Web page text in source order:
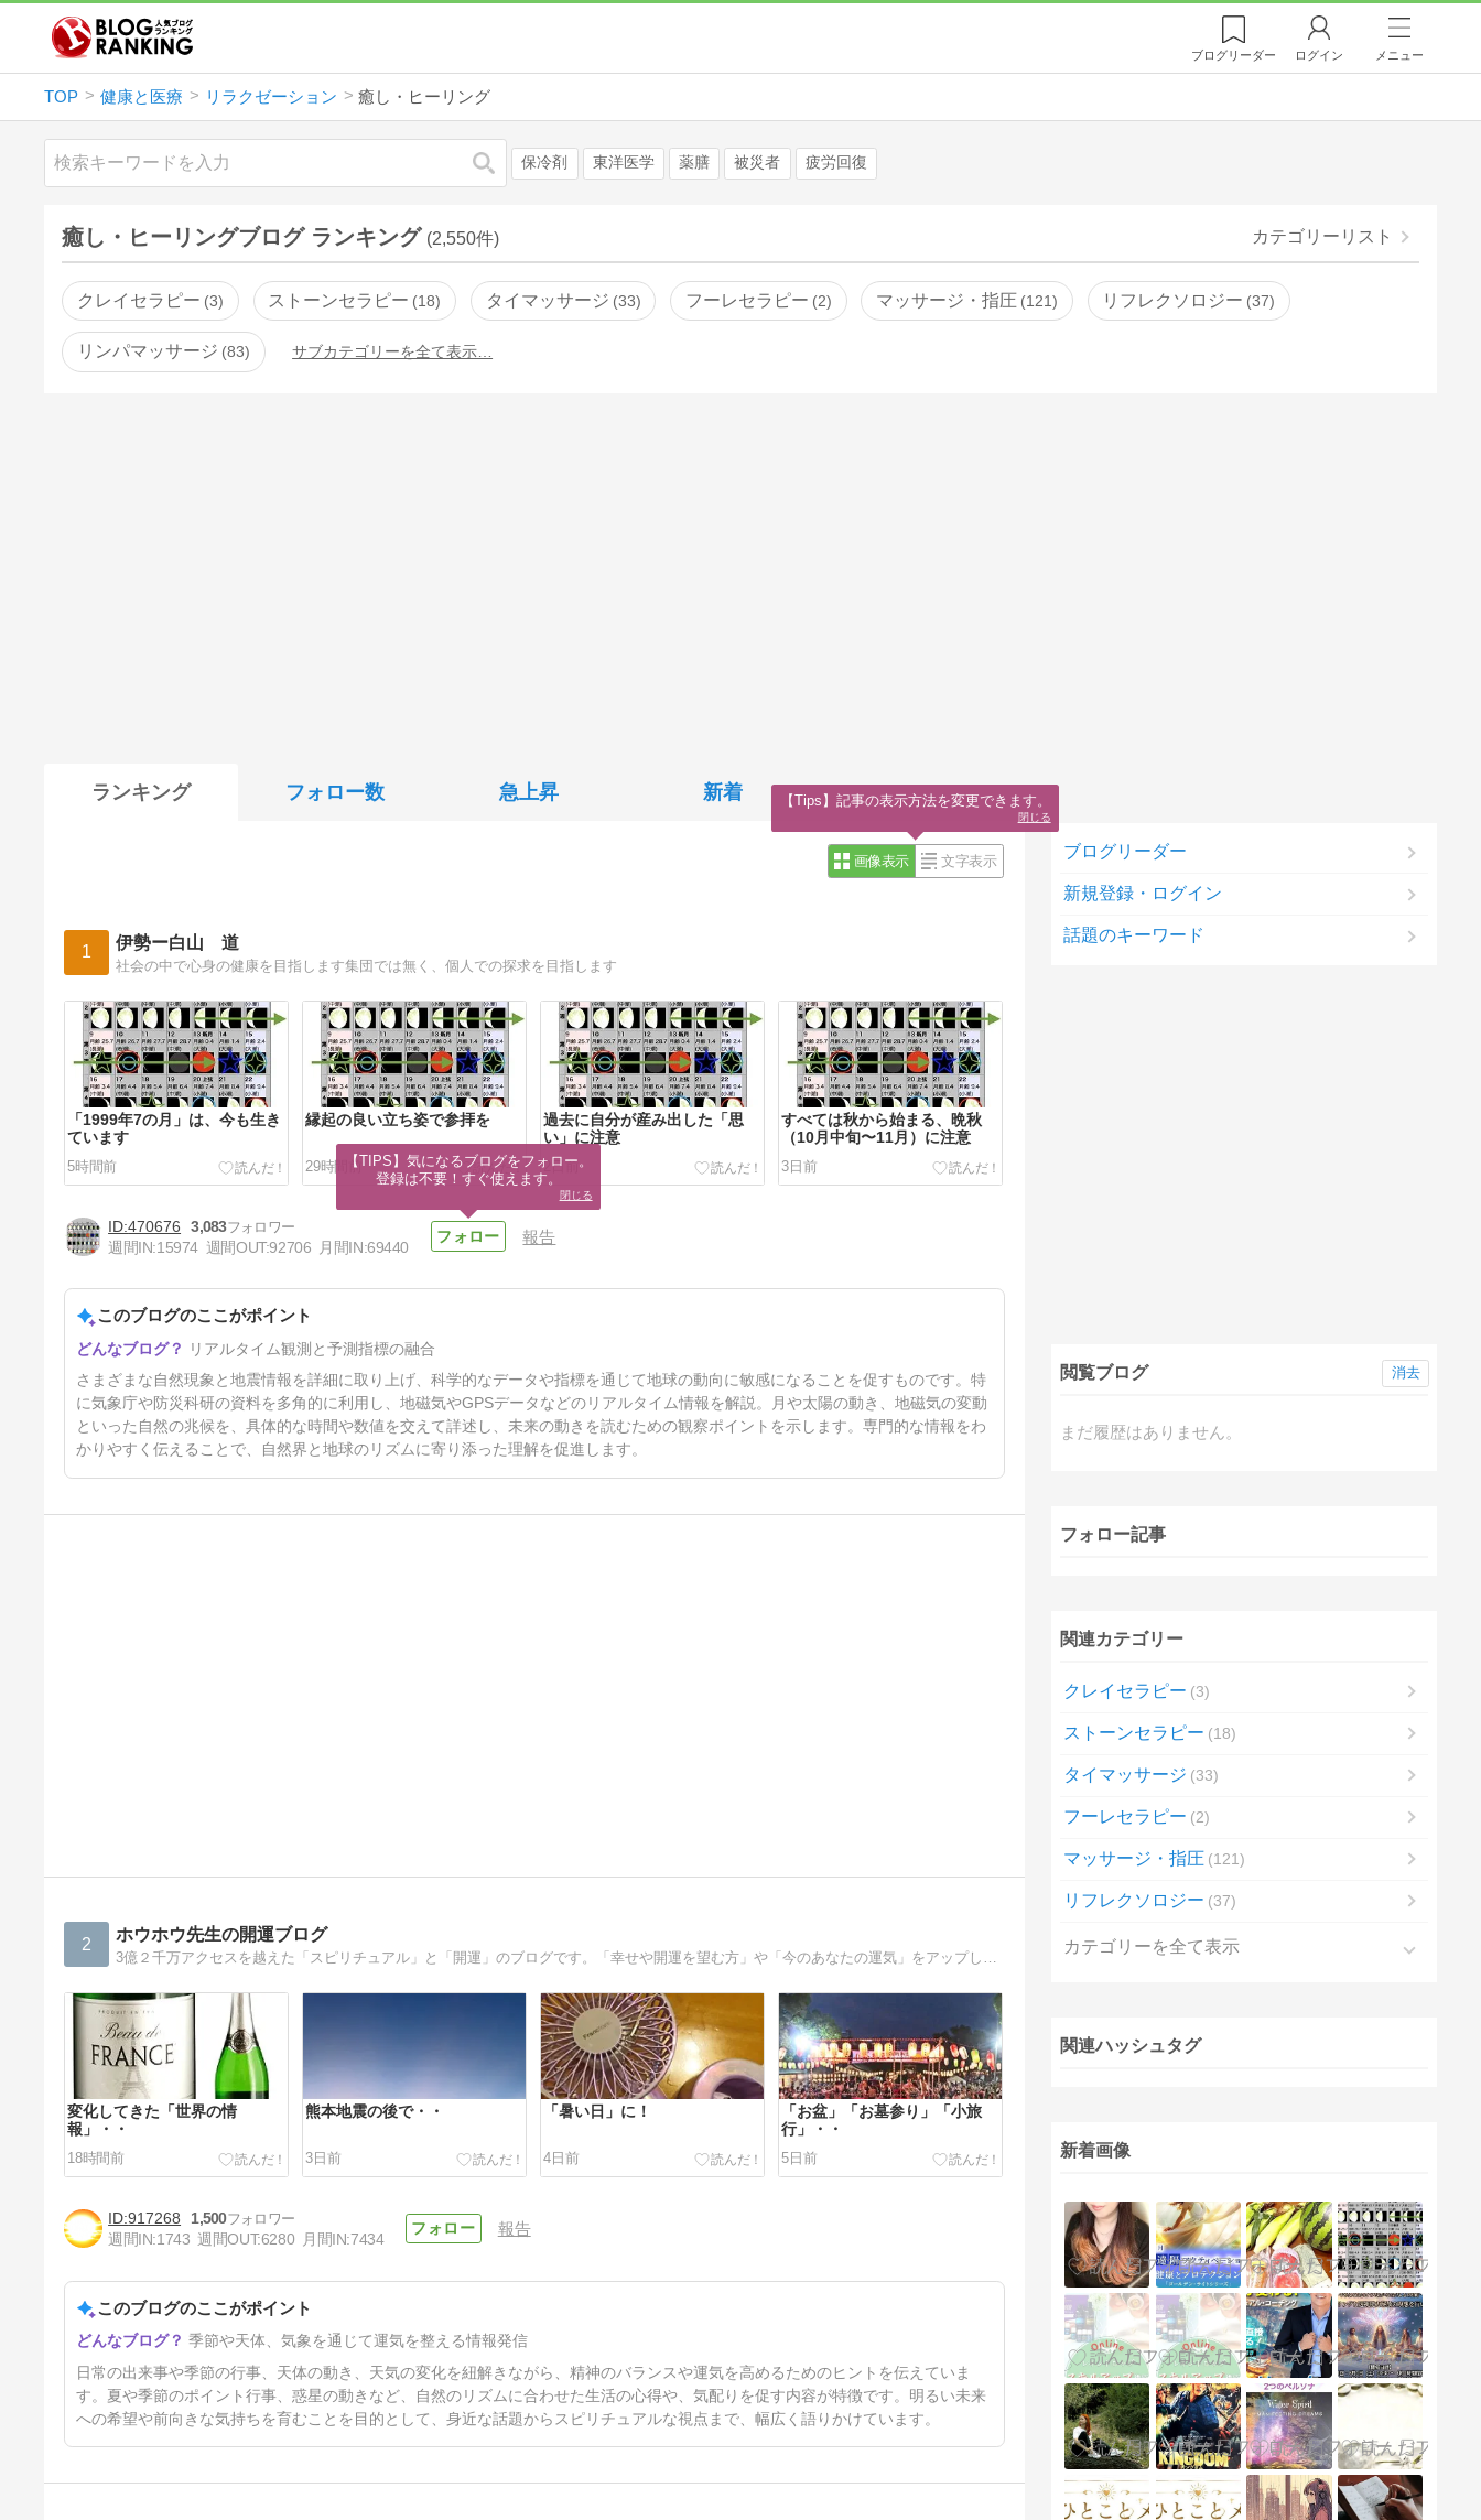
ブログリーダー ログイン メニュー
TOP 健康と医療 リラクゼーション 癒し・ヒーリング
検索 保冷剤 東洋医学 薬膳 被災者 疲労回復
癒し・ヒーリングブログ ランキング (2,550件) カテゴリーリスト
クレイセラピー 3 ストーンセラピー 18 タイマッサージ 33 フーレセラピー 2 マッサージ・指圧 121 リフレクソロジー 37
リンパマッサージ 83 サブカテゴリーを全て表示…
ランキング フォロー数 急上昇 新着
画像表示 文字表示
1 伊勢ー白山 道
社会の中で心身の健康を目指します集団では無く、個人での探求を目指します
「1999年7の月」は、今も生き
ています
5時間前
縁起の良い立ち姿で参拝を
29時間前
過去に自分が産み出した「思
い」に注意
2日前
すべては秋から始まる、晩秋
（10月中旬〜11月）に注意
3日前
今日からお盆に掛けての注意点
4日前
470676
3,083
週間IN:15974 週間OUT:92706 月間IN:69440
報告
このブログのここがポイント
リアルタイム観測と予測指標の融合
さまざまな自然現象と地震情報を詳細に取り上げ、科学的なデータや指標を通じて地球の動向に敏感になることを促すものです。特
に気象庁や防災科研の資料を多角的に利用し、地磁気やGPSデータなどのリアルタイム情報を解説。月や太陽の動き、地磁気の変動
といった自然の兆候を、具体的な時間や数値を交えて詳述し、未来の動きを読むための観察ポイントを示します。専門的な情報をわ
かりやすく伝えることで、自然界と地球のリズムに寄り添った理解を促進します。
2 ホウホウ先生の開運ブログ
3億２千万アクセスを越えた「スピリチュアル」と「開運」のブログです。「幸せや開運を望む方」や「今のあなたの運気」をアップしたい方にお勧めです。
変化してきた「世界の情
報」・・
18時間前
熊本地震の後で・・
3日前
「暑い日」に！
4日前
「お盆」「お墓参り」「小旅
行」・・
5日前
８月の開運スピリチュアル情
報！
6日前
917268
1,500
週間IN:1743 週間OUT:6280 月間IN:7434
報告
このブログのここがポイント
季節や天体、気象を通じて運気を整える情報発信
日常の出来事や季節の行事、天体の動き、天気の変化を紐解きながら、精神のバランスや運気を高めるためのヒントを伝えていま
す。夏や季節のポイント行事、惑星の動きなど、自然のリズムに合わせた生活の心得や、気配りを促す内容が特徴です。明るい未来
への希望や前向きな気持ちを育むことを目的として、身近な話題からスピリチュアルな視点まで、幅広く語りかけています。
ブログリーダー
新規登録・ログイン
話題のキーワード
閲覧ブログ
まだ履歴はありません。
消去
フォロー記事
関連カテゴリー
クレイセラピー 3
ストーンセラピー 18
タイマッサージ 33
フーレセラピー 2
マッサージ・指圧 121
リフレクソロジー 37
カテゴリーを全て表示
関連ハッシュタグ
新着画像
【TIPS】気になるブログをフォロー。
登録は不要！すぐ使えます。
閉じる
【Tips】記事の表示方法を変更できます。
閉じる